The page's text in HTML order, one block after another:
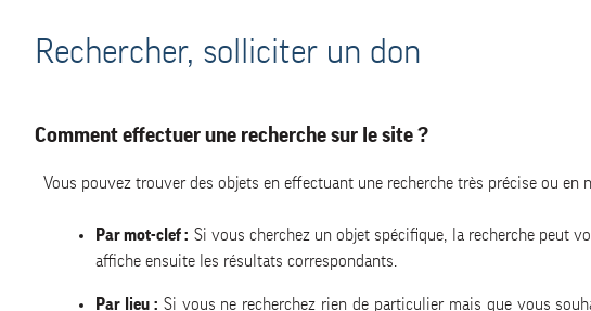
Rechercher, solliciter un don
Comment effectuer une recherche sur le site ?
Vous pouvez trouver des objets en effectuant une recherche très précise ou en
Par mot-clef : Si vous cherchez un objet spécifique, la recherche peut
affiche ensuite les résultats correspondants.
Par lieu : Si vous ne recherchez rien de particulier mais que vous